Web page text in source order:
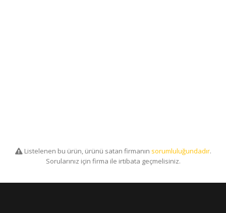
Listelenen bu ürün, ürünü satan firmanın sorumluluğundadır.
Sorularınız için firma ile irtibata geçmelisiniz.